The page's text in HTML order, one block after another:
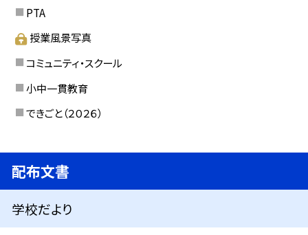
PTA
授業風景写真
コミュニティ・スクール
小中一貫教育
できごと（２０２６）
配布文書
学校だより